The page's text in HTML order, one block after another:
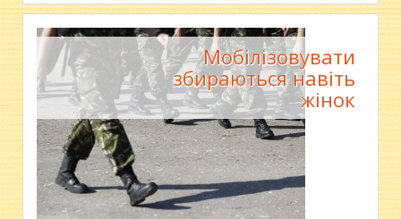
Мобілізовувати
збираються навіть
жінок